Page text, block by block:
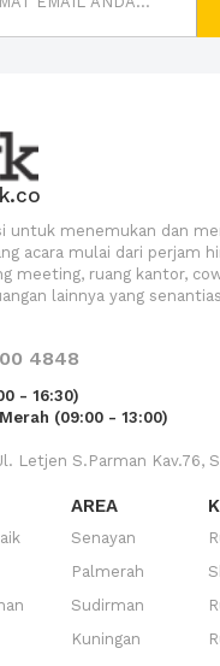
untuk menemukan dan
acara mulai dari perjam
meeting, ruang kantor,
lainnya yang
4848
- 16:30)
(09:00 - 13:00)
Letjen S.Parman Kav.76,
AREA
Senayan
Palmerah
Sudirman
Kuningan